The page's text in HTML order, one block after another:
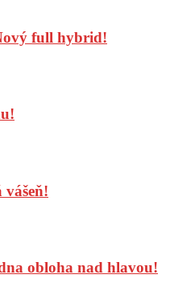
full hybrid!
vášeň!
obloha nad hlavou!